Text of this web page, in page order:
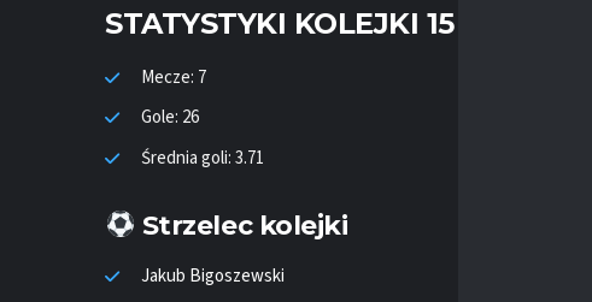
STATYSTYKI KOLEJKI 15
Mecze: 7
Gole: 26
Średnia goli: 3.71
Strzelec kolejki
Jakub Bigoszewski